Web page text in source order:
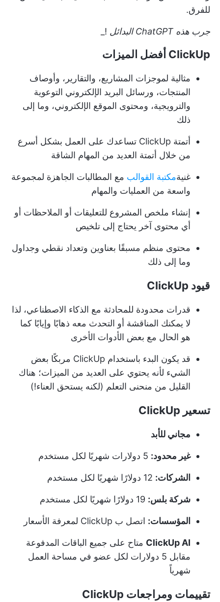
للفرق.
جرب هذه ChatGPT البدائل !_
ClickUp أفضل الميزات
مثالية لموجزات المشاريع، والتقارير، وأوصاف
المنتجات، ورسائل البريد الإلكتروني التوعوية
والترويجية، ومحتوى الموقع الإلكتروني، وما إلى
ذلك
أتمتة ClickUp
تساعدك على العمل بشكل أسرع
من خلال أتمتة العديد من المهام الشاقة
غنيةمكتبة القوالب مع المطالبات الجاهزة لمجموعة
واسعة من العمليات والمهام
إنشاء ملخص المشروع للتعليقات أو الملاحظات أو
أي محتوى آخر يحتاج إلى تلخيص
محتوى منظم مسبقًا بعناوين وتعداد نقطي وجداول
وما إلى ذلك
قيود ClickUp
قدرات محدودة للمحادثة مع الذكاء الاصطناعي، لذا
لا يمكنك المناقشة أو التحدث معه ذهابًا وإيابًا كما
هو الحال مع بعض الأدوات الأخرى
قد يكون البدء باستخدام ClickUp مربكًا بعض
الشيء لأنه يحتوي على العديد من الميزات؛ هناك
القليل من منحنى التعلم (لكنه يستحق العناء!)
تسعير ClickUp
مجاني للأبد
غير محدود:
الشركات:
شركة بلس:
المؤسسات: اتصل ب ClickUp لمعرفة الأسعار
ClickUp AI متاح على جميع الباقات المدفوعة
مقابل 5 دولارات لكل عضو في مساحة العمل
شهرياً
تقييمات ومراجعات ClickUp